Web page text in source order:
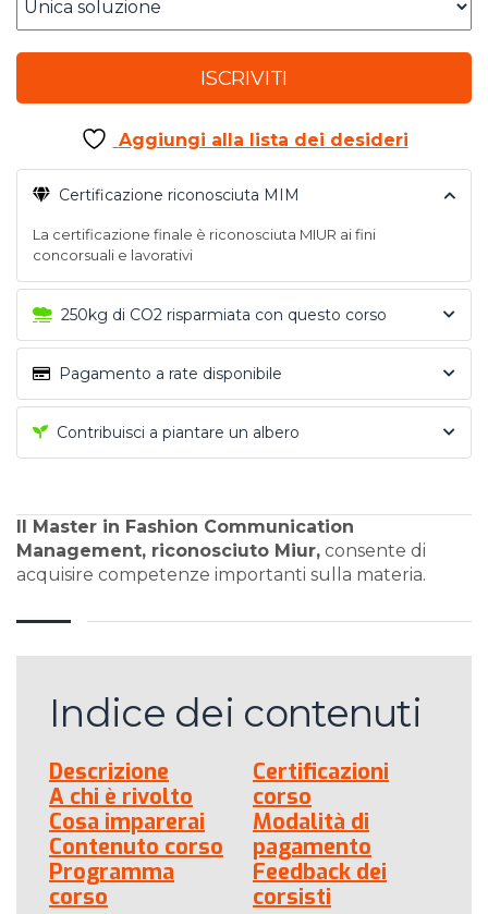
20.000,00€.
ISCRIVITI
Aggiungi alla lista dei desideri
Certificazione riconosciuta MIM
La certificazione finale è riconosciuta MIUR ai fini
concorsuali e lavorativi
250kg di CO2 risparmiata con questo corso
Pagamento a rate disponibile
Contribuisci a piantare un albero
Il Master in Fashion Communication
Management, riconosciuto Miur, consente di
acquisire competenze importanti sulla materia.
Indice dei contenuti
Descrizione
A chi è rivolto
Cosa imparerai
Contenuto corso
Programma
corso
Certificazioni
corso
Modalità di
pagamento
Feedback dei
corsisti